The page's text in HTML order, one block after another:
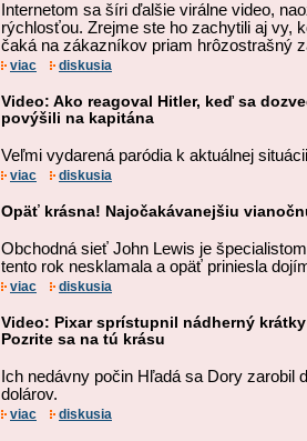
Internetom sa šíri ďalšie virálne video,
rýchlosťou. Zrejme ste ho zachytili aj vy,
čaká na zákazníkov priam hrôzostrašný
viac diskusia
Video: Ako reagoval Hitler, keď sa
povýšili na kapitána
Veľmi vydarená paródia k aktuálnej situácii
viac diskusia
Opäť krásna! Najočakávanejšiu
Obchodná sieť John Lewis je
tento rok nesklamala a opäť priniesla
viac diskusia
Video: Pixar sprístupnil nádherný krátky
Pozrite sa na tú krásu
Ich nedávny počin Hľadá sa Dory zarobil
dolárov.
viac diskusia